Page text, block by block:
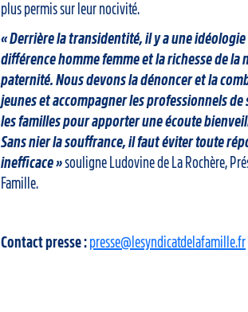
plus permis sur leur nocivité.
« Derrière la transidentité, il y a une idéologie
différence homme femme et la richesse de la
paternité. Nous devons la dénoncer et la
jeunes et accompagner les professionnels de
les familles pour apporter une écoute
Sans nier la souffrance, il faut éviter toute
inefficace »souligne Ludovine de La Rochère,
Famille.
Contact presse : presse@lesyndicatdelafamille.fr